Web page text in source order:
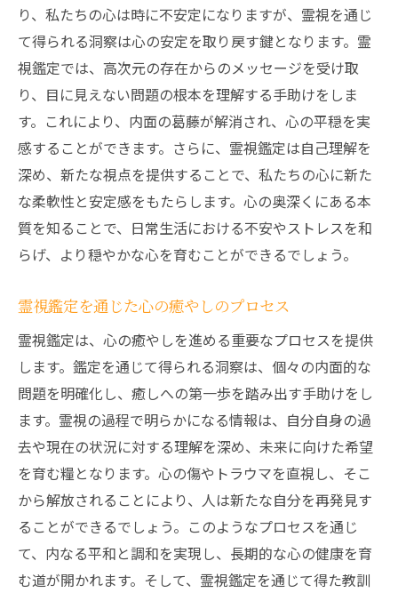
り、私たちの心は時に不安定になりますが、霊視を通じ
て得られる洞察は心の安定を取り戻す鍵となります。霊
視鑑定では、高次元の存在からのメッセージを受け取
り、目に見えない問題の根本を理解する手助けをしま
す。これにより、内面の葛藤が解消され、心の平穏を実
感することができます。さらに、霊視鑑定は自己理解を
深め、新たな視点を提供することで、私たちの心に新た
な柔軟性と安定感をもたらします。心の奥深くにある本
質を知ることで、日常生活における不安やストレスを和
らげ、より穏やかな心を育むことができるでしょう。
霊視鑑定を通じた心の癒やしのプロセス
霊視鑑定は、心の癒やしを進める重要なプロセスを提供
します。鑑定を通じて得られる洞察は、個々の内面的な
問題を明確化し、癒しへの第一歩を踏み出す手助けをし
ます。霊視の過程で明らかになる情報は、自分自身の過
去や現在の状況に対する理解を深め、未来に向けた希望
を育む糧となります。心の傷やトラウマを直視し、そこ
から解放されることにより、人は新たな自分を再発見す
ることができるでしょう。このようなプロセスを通じ
て、内なる平和と調和を実現し、長期的な心の健康を育
む道が開かれます。そして、霊視鑑定を通じて得た教訓